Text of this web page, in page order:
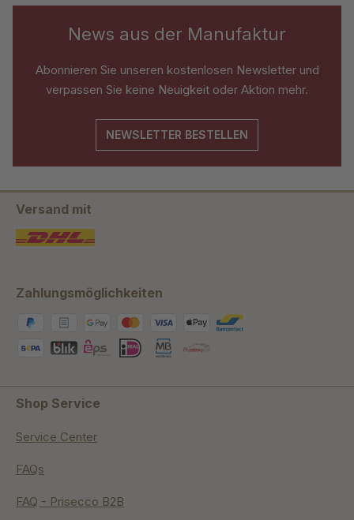
News aus der Manufaktur
Abonnieren Sie unseren kostenlosen Newsletter und
verpassen Sie keine Neuigkeit oder Aktion mehr.
NEWSLETTER BESTELLEN
Versand mit
Zahlungsmöglichkeiten
Shop Service
Service Center
FAQs
FAQ - Prisecco B2B